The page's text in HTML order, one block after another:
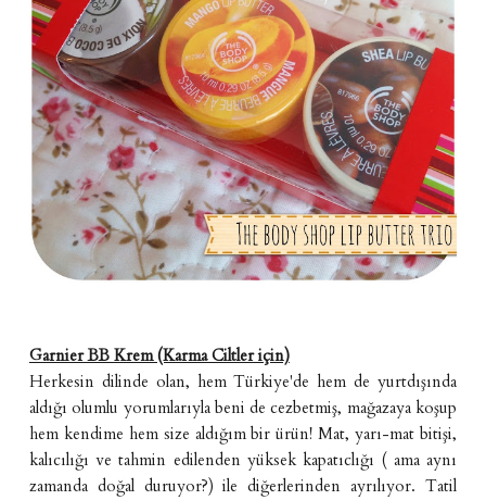
Garnier BB Krem (Karma Ciltler için)
Herkesin dilinde olan, hem Türkiye'de hem de yurtdışında
aldığı olumlu yorumlarıyla beni de cezbetmiş, mağazaya koşup
hem kendime hem size aldığım bir ürün! Mat, yarı-mat bitişi,
kalıcılığı ve tahmin edilenden yüksek kapatıclığı ( ama aynı
zamanda doğal duruyor?) ile diğerlerinden ayrılıyor. Tatil